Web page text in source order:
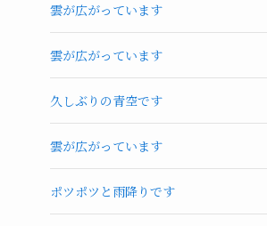
雲が広がっています
雲が広がっています
久しぶりの青空です
雲が広がっています
ポツポツと雨降りです